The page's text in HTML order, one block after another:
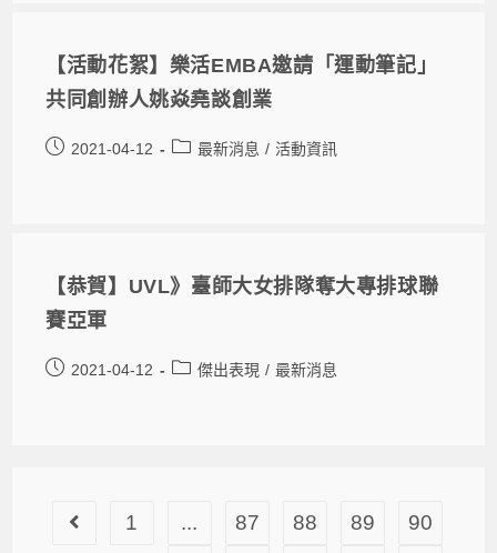
【活動花絮】樂活EMBA邀請「運動筆記」
共同創辦人姚焱堯談創業
2021-04-12 最新消息 / 活動資訊
【恭賀】UVL》臺師大女排隊奪大專排球聯
賽亞軍
2021-04-12 傑出表現 / 最新消息
1 ... 87 88 89
90